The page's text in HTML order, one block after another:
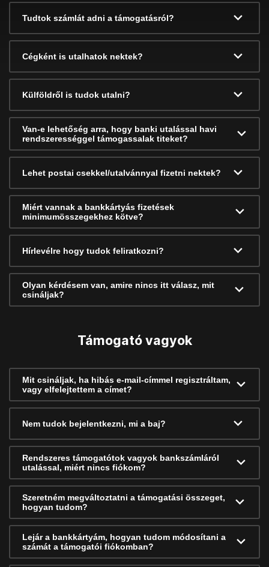
Tudtok számlát adni a támogatásról?
Cégként is utalhatok nektek?
Külföldről is tudok utalni?
Van-e lehetőség arra, hogy banki utalással havi
rendszerességgel támogassalak titeket?
Lehet postai csekkel/utalvánnyal fizetni nektek?
Miért vannak a bankkártyás fizetések
minimumösszegekhez kötve?
Hírlevélre hogy tudok feliratkozni?
Olyan kérdésem van, amire nincs itt válasz, mit
csináljak?
Támogató vagyok
Mit csináljak, ha hibás e-mail-címmel regisztráltam,
vagy elfelejtettem a címet?
Nem tudok bejelentkezni, mi a baj?
Rendszeres támogatótok vagyok bankszámláról
utalással, miért nincs fiókom?
Szeretném megváltoztatni a támogatási összeget,
hogyan tudom?
Lejár a bankkártyám, hogyan tudom módosítani a
számát a támogatói fiókomban?